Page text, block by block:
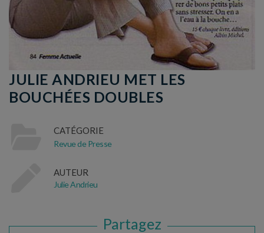
JULIE ANDRIEU MET LES
BOUCHÉES DOUBLES
CATÉGORIE
Revue de Presse
AUTEUR
Julie Andrieu
Partagez